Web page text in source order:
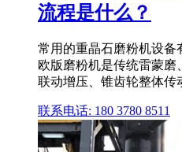
流程是什么？
常用的重晶石磨粉机设备
欧版磨粉机是传统雷蒙
联动增压、锥齿轮整体传
联系电话: 180 3780 8511